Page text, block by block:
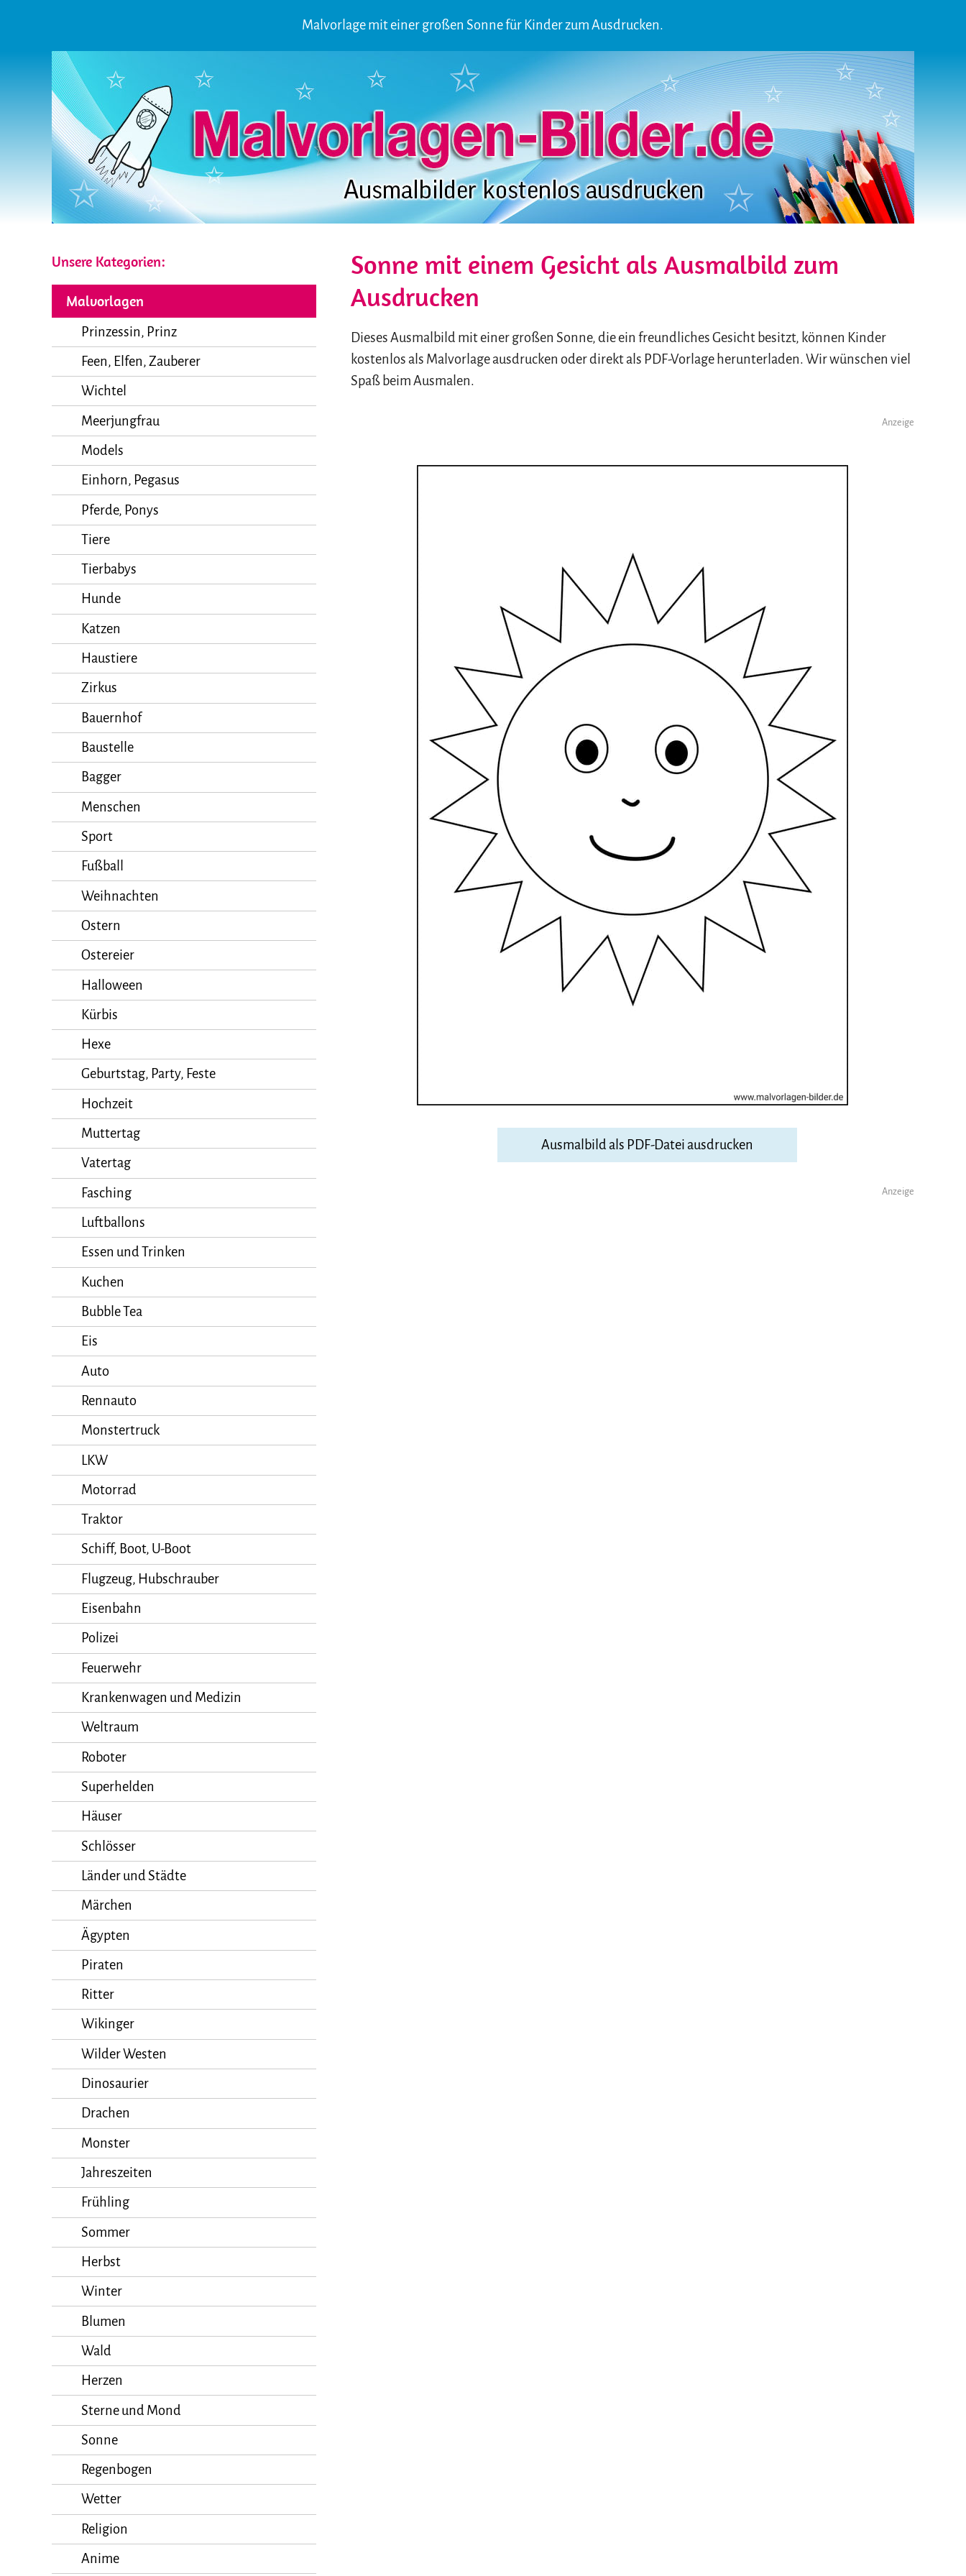
Malvorlage mit einer großen Sonne für Kinder zum Ausdrucken.
Unsere Kategorien:
Malvorlagen
Prinzessin, Prinz
Feen, Elfen, Zauberer
Wichtel
Meerjungfrau
Models
Einhorn, Pegasus
Pferde, Ponys
Tiere
Tierbabys
Hunde
Katzen
Haustiere
Zirkus
Bauernhof
Baustelle
Bagger
Menschen
Sport
Fußball
Weihnachten
Ostern
Ostereier
Halloween
Kürbis
Hexe
Geburtstag, Party, Feste
Hochzeit
Muttertag
Vatertag
Fasching
Luftballons
Essen und Trinken
Kuchen
Bubble Tea
Eis
Auto
Rennauto
Monstertruck
LKW
Motorrad
Traktor
Schiff, Boot, U-Boot
Flugzeug, Hubschrauber
Eisenbahn
Polizei
Feuerwehr
Krankenwagen und Medizin
Weltraum
Roboter
Superhelden
Häuser
Schlösser
Länder und Städte
Märchen
Ägypten
Piraten
Ritter
Wikinger
Wilder Westen
Dinosaurier
Drachen
Monster
Jahreszeiten
Frühling
Sommer
Herbst
Winter
Blumen
Wald
Herzen
Sterne und Mond
Sonne
Regenbogen
Wetter
Religion
Anime
Sonne mit einem Gesicht als Ausmalbild zum
Ausdrucken
Dieses Ausmalbild mit einer großen Sonne, die ein freundliches Gesicht besitzt, können Kinder
kostenlos als Malvorlage ausdrucken oder direkt als PDF-Vorlage herunterladen. Wir wünschen viel
Spaß beim Ausmalen.
Anzeige
Ausmalbild als PDF-Datei ausdrucken
Anzeige